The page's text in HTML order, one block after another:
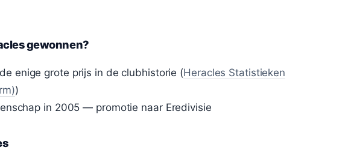
gewonnen?
enige grote prijs in de clubhistorie (Heracles Statistieken
)
in 2005 — promotie naar Eredivisie